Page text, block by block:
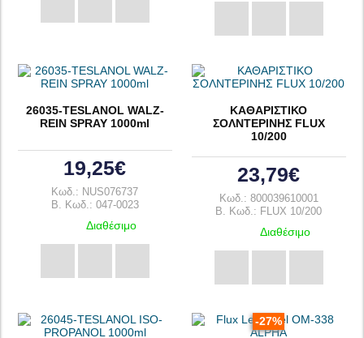
26035-TESLANOL WALZ-
REIN SPRAY 1000ml
19,25€
Κωδ.: NUS076737
B. Κωδ.: 047-0023
Διαθέσιμο
ΚΑΘΑΡΙΣΤΙΚΟ
ΣΟΛΝΤΕΡΙΝΗΣ FLUX
10/200
23,79€
Κωδ.: 800039610001
B. Κωδ.: FLUX 10/200
Διαθέσιμο
-27%